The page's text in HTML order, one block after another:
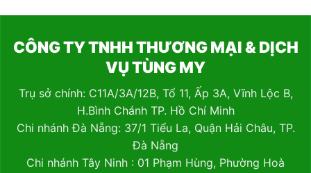
CÔNG TY TNHH THƯƠNG MẠI & DỊCH
VỤ TÙNG MY
Trụ sở chính: C11A/3A/12B, Tổ 11, Ấp 3A, Vĩnh Lộc B,
H.Bình Chánh TP. Hồ Chí Minh
Chi nhánh Đà Nẵng: 37/1 Tiểu La, Quận Hải Châu, TP.
Đà Nẵng
Chi nhánh Tây Ninh : 01 Phạm Hùng, Phường Hoà